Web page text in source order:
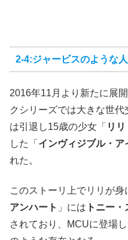
2-4:ジャービスのよう
2016年11月より新たに展
クシリーズでは大きな世
は引退し15歳の少女「 リ
した「 インヴィジブル・ア
れた。
このストーリ上でリリが身
アンハート 」には トニー
されており、MCUに登場